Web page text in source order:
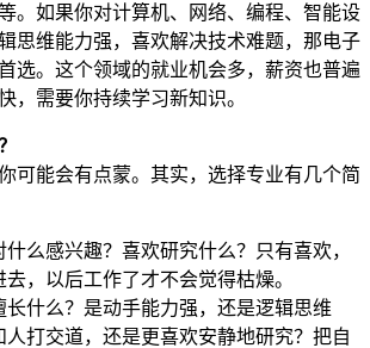
。如果你对计算机、网络、编程、智能设
思维能力强，喜欢解决技术难题，那电子
选。这个领域的就业机会多，薪资也普遍
，需要你持续学习新知识。
可能会有点蒙。其实，选择专业有几个简
什么感兴趣？喜欢研究什么？只有喜欢，
，以后工作了才不会觉得枯燥。
长什么？是动手能力强，还是逻辑思维
人打交道，还是更喜欢安静地研究？把自